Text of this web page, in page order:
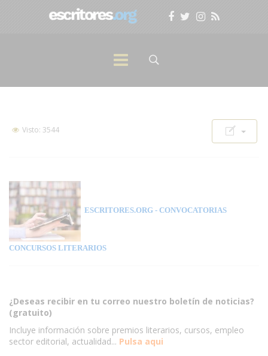
Visto: 3544
ESCRITORES.ORG - CONVOCATORIAS
CONCURSOS LITERARIOS
¿Deseas recibir en tu correo nuestro boletín de noticias?
(gratuito)
Incluye información sobre premios literarios, cursos, empleo
sector editorial, actualidad... Pulsa aqui